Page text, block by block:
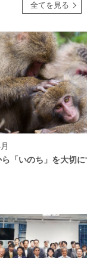
全てを見る
「いのち」を大切